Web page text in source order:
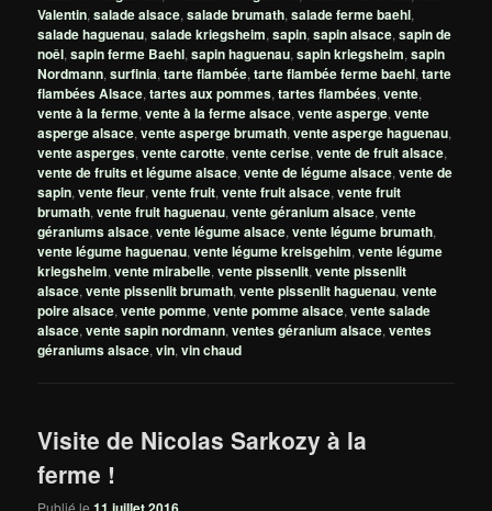
Valentin,salade alsace,salade brumath,salade ferme baehl,
salade haguenau,salade kriegsheim,sapin,sapin alsace,sapin de
noêl,sapin ferme Baehl,sapin haguenau,sapin kriegsheim,sapin
Nordmann,surfinia,tarte flambée,tarte flambée ferme baehl,tarte
flambées Alsace,tartes aux pommes,tartes flambées,vente,
vente à la ferme,vente à la ferme alsace,vente asperge,vente
asperge alsace,vente asperge brumath,vente asperge haguenau,
vente asperges,vente carotte,vente cerise,vente de fruit alsace,
vente de fruits et légume alsace,vente de légume alsace,vente de
sapin,vente fleur,vente fruit,vente fruit alsace,vente fruit
brumath,vente fruit haguenau,vente géranium alsace,vente
géraniums alsace,vente légume alsace,vente légume brumath,
vente légume haguenau,vente légume kreisgehim,vente légume
kriegsheim,vente mirabelle,vente pissenlit,vente pissenlit
alsace,vente pissenlit brumath,vente pissenlit haguenau,vente
poire alsace,vente pomme,vente pomme alsace,vente salade
alsace,vente sapin nordmann,ventes géranium alsace,ventes
géraniums alsace,vin,vin chaud
Visite de Nicolas Sarkozy à la
ferme !